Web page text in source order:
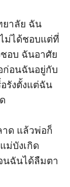
ยาลัย ฉัน
ม่ได้ชอบแต่ที่
ชอบ ฉันอาศัย
ก่อนฉันอยู่กับ
รังตั้งแต่ฉัน
ด แล้วพ่อก็
ม่บังเกิด
นฉันได้ลืมตา